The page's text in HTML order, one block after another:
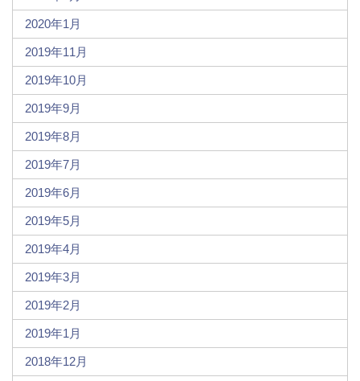
2020年1月
2019年11月
2019年10月
2019年9月
2019年8月
2019年7月
2019年6月
2019年5月
2019年4月
2019年3月
2019年2月
2019年1月
2018年12月